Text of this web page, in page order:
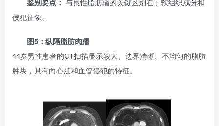
鉴别要点： 与良性脂肪瘤的关键区别在于软组织成分和
侵犯征象。
图5：纵隔脂肪肉瘤
44岁男性患者的CT扫描显示较大、边界清晰、不均匀的脂肪
肿块，具有向心脏和血管侵犯的特征。